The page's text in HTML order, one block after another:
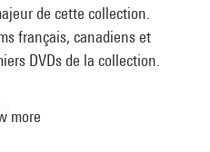
de cette collection.
français, canadiens et
DVDs de la collection.
more